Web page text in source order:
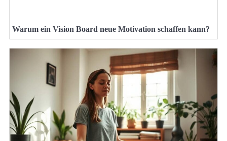
Warum ein Vision Board neue Motivation schaffen kann?